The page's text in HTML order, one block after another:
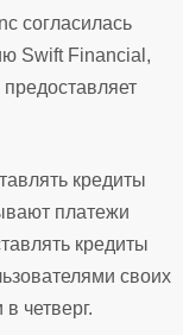
согласилась
Swift Financial,
кредиты
платежи
кредиты
своих
четверг.